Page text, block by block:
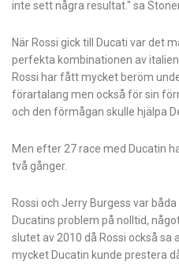
inte sett några resultat." sa
När Rossi gick till Ducati var det
perfekta kombinationen av
Rossi har fått mycket beröm
förartalang men också för sin
och den förmågan skulle hjälpa
Men efter 27 race med Ducatin
två gånger.
Rossi och Jerry Burgess var
Ducatins problem på nolltid,
slutet av 2010 då Rossi också
mycket Ducatin kunde prestera